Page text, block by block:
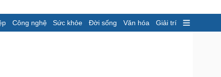
Công nghệ Sức khỏe Đời sống Văn hóa Giải trí